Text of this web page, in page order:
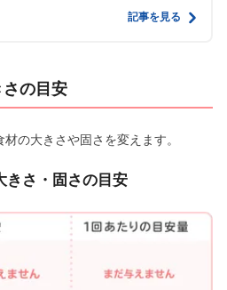
記事を見る
の目安
の大きさや固さを変えます。
きさ・固さの目安